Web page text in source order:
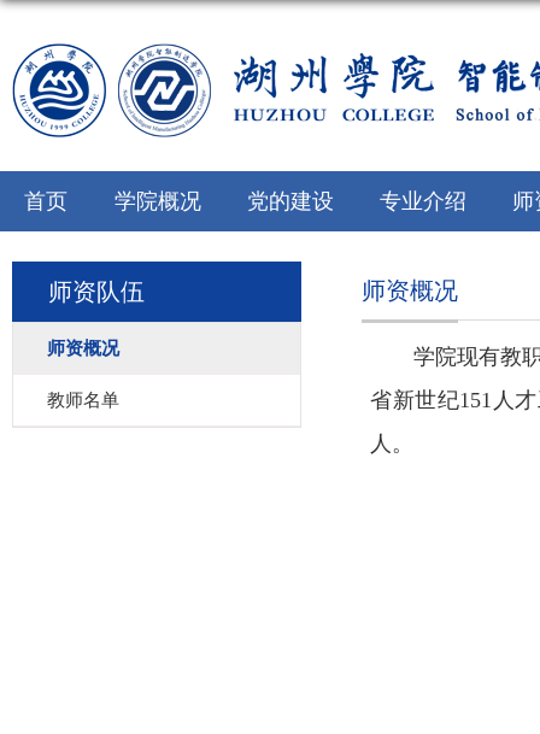
首页 学院概况 党的建设 专业介绍 师
师资队伍
师资概况
教师名单
师资概况
学院现有教
省新世纪151人
人。